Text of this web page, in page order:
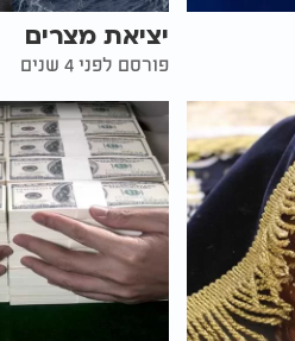
יציאת מצרים
פורסם לפני 4 שנים